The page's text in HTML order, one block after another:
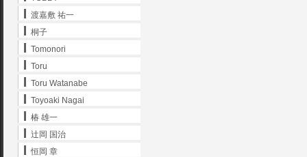
渡嘉敷 祐一
桐子
Tomonori
Toru
Toru Watanabe
Toyoaki Nagai
椿 雄一
辻岡 国治
恒岡 章